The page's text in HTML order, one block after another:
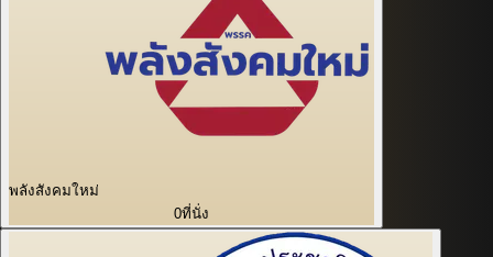
พลังสังคมใหม่
0ที่นั่ง